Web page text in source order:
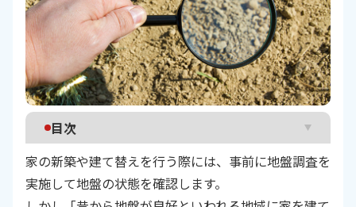
目次
そもそも地盤とは？
地盤調査の必要性
家の新築や建て替えを行う際には、事前に地盤調査を
実施して地盤の状態を確認します。